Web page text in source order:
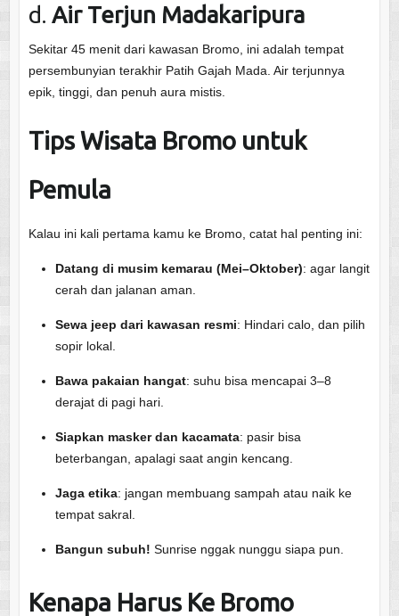
d. Air Terjun Madakaripura
Sekitar 45 menit dari kawasan Bromo, ini adalah tempat
persembunyian terakhir Patih Gajah Mada. Air terjunnya
epik, tinggi, dan penuh aura mistis.
Tips Wisata Bromo untuk
Pemula
Kalau ini kali pertama kamu ke Bromo, catat hal penting ini:
Datang di musim kemarau (Mei–Oktober): agar langit
cerah dan jalanan aman.
Sewa jeep dari kawasan resmi: Hindari calo, dan pilih
sopir lokal.
Bawa pakaian hangat: suhu bisa mencapai 3–8
derajat di pagi hari.
Siapkan masker dan kacamata: pasir bisa
beterbangan, apalagi saat angin kencang.
Jaga etika: jangan membuang sampah atau naik ke
tempat sakral.
Bangun subuh! Sunrise nggak nunggu siapa pun.
Kenapa Harus Ke Bromo